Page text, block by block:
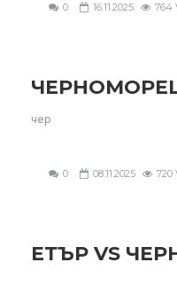
0 16.11.2025 764
ЧЕРНОМОРЕЦ
чер
0 08.11.2025 720
ЕТЪР VS